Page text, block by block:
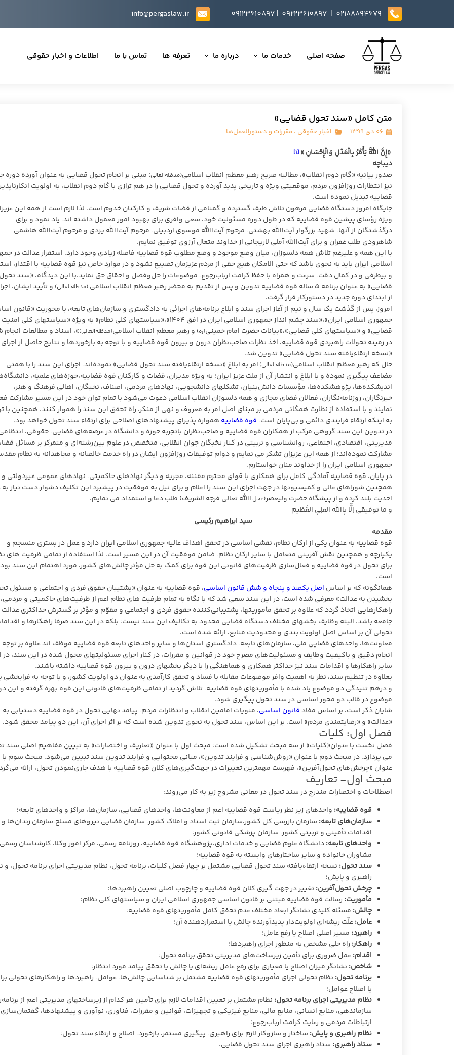
صفحه اصلی خدمات ما
مذاکره، تنظیم و بازبینی قراردادها
داوری
درباره ما تعرفه ها تماس با ما اطلاعات و اخبار حقوقی
09123610897| 09223610897​​​​​​​ | 02188894679
info@pergaslaw.ir
متن کامل «سند تحول قضایی»
۰۶ دی ۱۳۹۹ اخبار حقوقی ، مقررات و دستورالعمل‌ها
«إِنَّ اللَّهَ یَأْمُرُ بِالْعَدْلِ وَالْإِحْسَانِ » [۱]
دیباچه
صدور بیانیه «گام دوم انقلاب»، مطالبه صریح رهبر معظم انقلاب اسلامی(مدظله‌العالی) مبنی بر انجام تحول قضایی به عنوان آورده دوره
نیز انتظارات روزافزون مردم، موقعیتی ویژه و تاریخی پدید آورده و تحول قضایی را در هم ترازی با گام دوم انقلاب، به اولویت
قضاییه تبدیل نموده است.
جایگاه امروز دستگاه قضایی مرهون تلاش طیف گسترده و گمنامی از قضات شریف و کارکنان خدوم است. لذا لازم است از همه این
ویژه رؤسای پیشین قوه قضاییه که در طول دوره مسئولیت خود، سعی وافری برای بهبود امور معمول داشته اند، یاد نمود و برای
درگذشتگان از آنها، شهید بزرگوار آیت‌اﷲ بهشتی، مرحوم آیت‌اﷲ موسوی اردبیلی، مرحوم آیت‌اﷲ یزدی و مرحوم آیت‌اﷲ هاشمی
شاهرودی طلب غفران و برای آیت‌اﷲ آملی لاریجانی از خداوند متعال آرزوی توفیق نمایم.
با این همه و علیرغم تلاش همه دلسوزان، میان وضع موجود و وضع مطلوب قوه قضاییه فاصله زیادی وجود دارد. استقرار عدالت در
اسلامی ایران باید به نحوی باشد که حتی الامکان هیچ حقی از مردم عزیزمان تضییع نشود و در موارد خاص نیز قوه قضاییه با اقتدار،
و بیطرفی و در کمال دقت، سرعت و همراه با حفظ کرامت ارباب‌رجوع، موضوعات را حل‌وفصل و احقاق حق نماید.با این دیدگاه، «سند تحول
قضایی» به عنوان برنامه ۵ ساله قوه قضاییه تدوین و پس از تقدیم به محضر رهبر معظم انقلاب اسلامی
(مدظله‌العالی) و تأیید ایشان،
از ابتدای دوره جدید در دستورکار قرار گرفت.
امروز، پس از گذشت یک سال و نیم از آغاز اجرای سند و ابلاغ برنامه‌های اجرائی به دادگستری و سازمان‌های تابعه، با محوریت «قانون
جمهوری اسلامی ایران»،«سند چشم انداز جمهوری اسلامی ایران در افق ۱۴۰۴»،«سیاستهای کلی نظام» به ویژه «سیاستهای کلی امنیت
قضایی» و «سیاستهای کلی قضایی»،«بیانات حضرت امام خمینی(ره) و رهبر معظم انقلاب اسلامی(مدظله‌العالی)»، اسناد و مطالعات
در زمینه تحولات راهبردی قوه قضاییه، اخذ نظرات صاحب‌نظران درون و بیرون قوه قضاییه و با توجه به بازخوردها و نتایج حاصل از اجرای
«نسخه ارتقاءیافته سند تحول قضایی» تدوین شد.
حال که رهبر معظم انقلاب اسلامی(مدظله‌العالی) امر به ابلاغ «نسخه ارتقاءیافته سند تحول قضایی» نموده‌اند، اجرای این سند را با همتی
مضاعف پیگیری نموده و با ابلاغ و انتشار آن از ملت عزیز ایران؛ به ویژه مدیران، قضات و کارکنان قوه قضاییه،حوزه‌های علمیه،
اندیشکده‌ها، پژوهشکده‌ها، مؤسسات دانش‌بنیان، تشکلهای دانشجویی، نهادهای مردمی، اصناف، نخبگان، اهالی فرهنگ و هنر،
خبرنگاران، روزنامه‌نگاران، فعالان فضای مجازی و همه دلسوزان انقلاب اسلامی دعوت می‌شود با تمام توان خود در این مسیر مشارکت
نمایند و با استفاده از نظارت همگانی مردمی بر مبنای اصل امر به معروف و نهی از منکر، راه تحقق این سند را هموار کنند. همچنین با
به اینکه ارتقاء فرایندی دائمی و بی‌پایان است، قوه قضاییه همواره پذیرای پیشنهادهای اصلاحی برای ارتقاء سند تحول خواهد بود.
در تدوین این سند گروهی مرکب از همکاران قوه قضاییه و صاحب‌نظران باتجربه حوزه و دانشگاه در عرصه‌های قضایی، حقوقی،
مدیریتی، اقتصادی، اجتماعی، روانشناسی و تربیتی در کنار نخبگان جوان انقلابی، متخصص در علوم بین‌رشته‌ای و متمرکز بر مسائل
مشارکت نموده‌اند؛ از همه این عزیزان تشکر می نمایم و دوام توفیقات روزافزون ایشان در راه خدمت خالصانه و مجاهدانه به نظام
جمهوری اسلامی ایران را از خداوند منان خواستارم.
در پایان، قوه قضاییه آمادگی کامل برای همکاری با قوای محترم مقننه، مجریه و دیگر نهادهای حاکمیتی، نهادهای عمومی غیردولتی و
همچنین شوراهای عالی و کمیسیونها در جهت اجرای این سند را اعلام و برای نیل به موفقیت در پیشبرد این تکلیف دشوار،دست نیاز به
احدیت بلند کرده و از پیشگاه حضرت ولیعصر(عجل اﷲ تعالی فرجه الشریف) طلب دعا و استمداد می نمایم.
و ما توفیقی اِلّّا بِاﷲ العلِیِ العََظیم
سید ابراهیم رئیسی
مقدمه
قوه قضاییه به عنوان یکی از ارکان نظام، نقشی اساسی در تحقق اهداف عالیه جمهوری اسلامی ایران دارد و عمل در بستری منسجم و
یکپارچه و همچنین نقش آفرینی متعامل با سایر ارکان نظام، ضامن موفقیت آن در این مسیر است. لذا استفاده از تمامی ظرفیت های
برای تحول در قوه قضاییه و فعال‌سازی ظرفیت‌های قانونی این قوه برای کمک به حل مؤثر چالش‌های کشور، مورد اهتمام این سند
است.
همانگونه که بر اساس اصل یکصد و پنجاه و شش قانون اساسی، قوه قضاییه به عنوان «پشتیبان حقوق فردی و اجتماعی و مسئول
بخشیدن به عدالت» معرفی شده است، در این سند سعی شد که با نگاه به تمام ظرفیت های نظام اعم از ظرفیت‌های حاکمیتی و مردمی،
راهکارهایی اتخاذ گردد که علاوه بر تحقق مأموریتها، پشتیبانی‌کننده حقوق فردی و اجتماعی و مقوّم و مؤثر بر گسترش حداکثری عدالت
جامعه باشد. البته وظایف بخشهای مختلف دستگاه قضایی محدود به تکالیف این سند نیست؛ بلکه در این سند صرفا راهکارها و
تحولی آن بر اساس اصل اولویت بندی و محدودیت منابع، ارائه شده است.
معاونت‌ها، واحدهای قضایی ملی، سازمان‌های تابعه، دادگستری استان‌ها و سایر واحدهای تابعه قوه قضاییه موظف اند علاوه بر توجه
انجام دقیق و باکیفیت وظایف و مسئولیت‌های مصرح خود در قوانین و مقررات، در کنار اجرای مسئولیتهای محول شده در این سند، در
سایر راهکارها و اقدامات سند نیز حداکثر همکاری و هماهنگی را با دیگر بخشهای درون و بیرون قوه قضاییه داشته باشند.
بعلاوه در تنظیم سند، نظر به اهمیت وافر موضوعات مقابله با فساد و تحقق کارآمدی به عنوان دو اولویت کشور، و با توجه به فرابخشی
و درهم تنیدگی دو موضوع یاد شده با مأموریتهای قوه قضاییه، تلاش گردید از تمامی ظرفیت‌های قانونی این قوه بهره گرفته و این
موضوع در قالب دو محور اساسی در سند تحول پیگیری شود.
شایان ذکر است، بر اساس مفادقانون اساسی، منویات امامین انقلاب و انتظارات مردم، پیامد نهایی تحول در قوه قضاییه دستیابی به
«عدالت» و «رضایتمندی مردم» است. بر این اساس، سند تحول به نحوی تدوین شده است که بر اثر اجرای آن، این دو پیامد محقق شود.
فصل اول: کلیات
فصل نخست با عنوان«کلیات» از سه مبحث تشکیل شده است؛ مبحث اول با عنوان «تعاریف و اختصارات» به تبیین مفاهیم اصلی سند
می پردازد. در مبحث دوم با عنوان «روش‌شناسی و فرایند تدوین»، مبانی محتوایی و فرایند تدوین سند تبیین می‌شود. مبحث سوم با
عنوان «چرخش‌های تحول‌آفرین»، فهرست مهمترین تغییرات در جهت‌گیری‌های کلان قوه قضاییه با هدف جاری‌نمودن تحول، ارائه
مبحث اول- تعاریف
اصطلاحات و اختصارات مندرج در سند تحول در معانی مشروح زیر به کار می‌روند:
قوه قضاییه: واحدهای زیر نظر ریاست قوه قضاییه اعم از معاونت‌ها، واحدهای قضایی، سازمان‌ها، مراکز و واحدهای تابعه؛
سازمان‌های تابعه: سازمان بازرسی کل کشور،سازمان ثبت اسناد و املاک کشور، سازمان قضایی نیروهای مسلح،سازمان زندان‌ها و
اقدامات تأمینی و تربیتی کشور، سازمان پزشکی قانونی کشور؛
واحدهای تابعه:دانشگاه علوم قضایی و خدمات اداری،پژوهشگاه قوه قضاییه، روزنامه رسمی، مرکز امور وکلا، کارشناسان
مشاوران خانواده و سایر ساختارهای وابسته به قوه قضاییه؛
سند تحول: نسخه ارتقاءیافته سند تحول قضایی مشتمل بر چهار فصل کلیات، برنامه تحول، نظام مدیریتی اجرای برنامه تحول، و
راهبری و پایش؛
چرخش تحول‌آفرین:تغییر در جهت گیری کلان قوه قضاییه و چارچوب اصلی تعیین راهبردها؛
مأموریت: رسالت قوه قضاییه مبتنی بر قانون اساسی جمهوری اسلامی ایران و سیاستهای کلی نظام؛
چالش: مسئله کلیدی نشانگر ابعاد مختلف عدم تحقق کامل مأموریتهای قوه قضاییه؛
عامل:علّت ریشه‌ای اولویت‌دار پدیدآورنده چالش یا استمراردهنده آن؛
راهبرد: مسیر اصلی اصلاح یا رفع عامل؛
راهکار: راه حلی مشخص به منظور اجرای راهبردها؛
اقدام:عمل ضروری برای تأمین زیرساخت‌های مدیریتی تحقق برنامه تحول؛
شاخص: نشانگر میزان اصلاح یا معیاری برای رفع عامل ریشه‌ای یا چالش یا تحقق پیامد مورد انتظار؛
برنامه تحول: نظام تحولی اجرای مأموریتهای قوه قضاییه مشتمل بر شناسایی چالش‌ها، عوامل، راهبردها و راهکارهای تحولی
یا اصلاح عوامل؛
نظام مدیریتی اجرای برنامه تحول: نظام مشتمل بر تعیین اقدامات لازم برای تأمین هر کدام از زیرساختهای مدیریتی اعم از
سازماندهی، منابع انسانی، منابع مالی، منابع فیزیکی و تجهیزات، قوانین و مقررات، فناوری، نوآوری و پیشنهادها،
ارتباطات مردمی و رعایت کرامت ارباب‌رجوع؛
نظام راهبری و پایش: ساختار و سازوکار لازم برای راهبری، پیگیری مستمر، بازخورد، اصلاح و ارتقاء سند تحول؛
ستاد راهبری: ستاد راهبری اجرای سند تحول قضایی.